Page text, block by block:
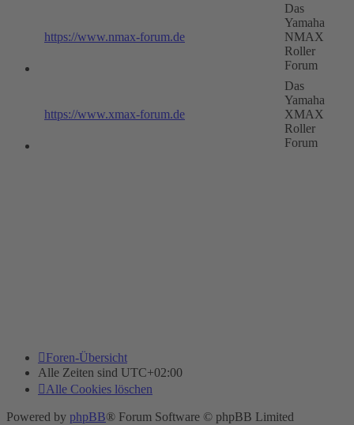
https://www.nmax-forum.de
Das
Yamaha
NMAX
Roller
Forum
https://www.xmax-forum.de
Das
Yamaha
XMAX
Roller
Forum
Foren-Übersicht
Alle Zeiten sind UTC+02:00
Alle Cookies löschen
Powered by phpBB® Forum Software © phpBB Limited